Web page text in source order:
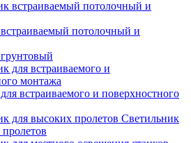
потолочный и
встраиваемого и поверхностного
Светильник